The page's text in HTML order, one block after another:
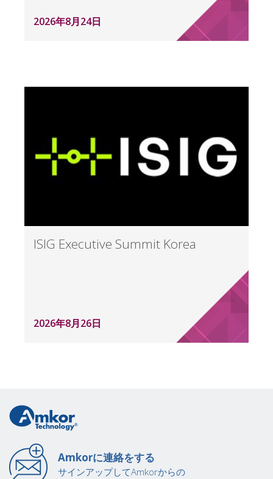
2026年8月24日
ISIG Executive Summit Korea
2026年8月26日
Amkorに連絡をする
サインアップしてAmkorからの